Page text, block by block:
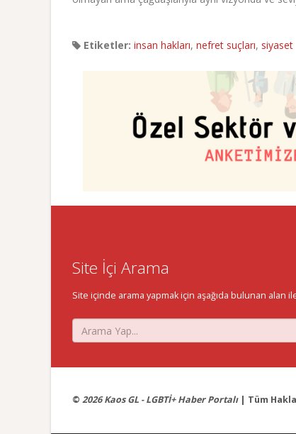
Etiketler: insan hakları, nefret suçları, siyaset
Site İçi Arama
Site içinde arama yapmak için aşağıda bulunan alan
© 2026 Kaos GL - LGBTİ+ Haber Portalı| Tüm